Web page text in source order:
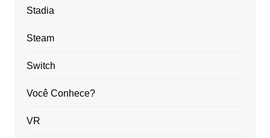
Stadia
Steam
Switch
Você Conhece?
VR